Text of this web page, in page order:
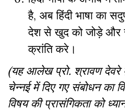
है, अब हिंदी भाषा का
देश से खुद को जोड़े और
क्रांति करे।
(यह आलेख प्रो. श्रावण देवरे
चेन्नई में दिए गए संबोधन का
विषय की प्रासंगिकता को